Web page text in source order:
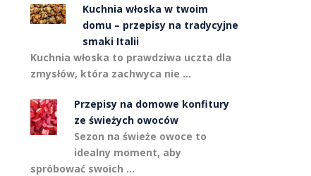
Kuchnia włoska w twoim
domu – przepisy na tradycyjne
smaki Italii
Kuchnia włoska to prawdziwa uczta dla
zmysłów, która zachwyca nie …
Przepisy na domowe konfitury
ze świeżych owoców
Sezon na świeże owoce to
idealny moment, aby
spróbować swoich …